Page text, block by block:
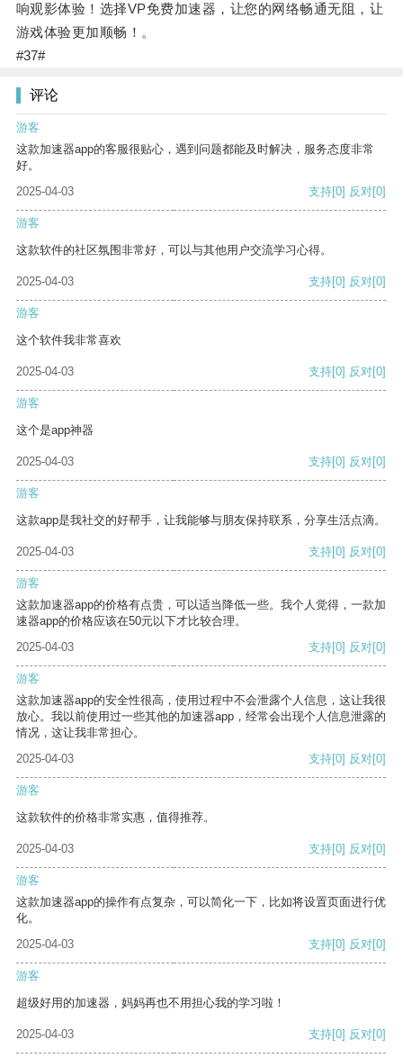
响观影体验！选择VP免费加速器，让您的网络畅通无阻，让
游戏体验更加顺畅！。
#37#
评论
游客
这款加速器app的客服很贴心，遇到问题都能及时解决，服务态度非常
好。
2025-04-03
支持[0] 反对[0]
游客
这款软件的社区氛围非常好，可以与其他用户交流学习心得。
2025-04-03 支持[0] 反对[0]
游客
这个软件我非常喜欢
2025-04-03 支持[0] 反对[0]
游客
这个是app神器
2025-04-03 支持[0] 反对[0]
游客
这款app是我社交的好帮手，让我能够与朋友保持联系，分享生活点滴。
2025-04-03 支持[0] 反对[0]
游客
这款加速器app的价格有点贵，可以适当降低一些。我个人觉得，一款加
速器app的价格应该在50元以下才比较合理。
2025-04-03
支持[0] 反对[0]
游客
这款加速器app的安全性很高，使用过程中不会泄露个人信息，这让我很
放心。我以前使用过一些其他的加速器app，经常会出现个人信息泄露的
情况，这让我非常担心。
2025-04-03
支持[0] 反对[0]
游客
这款软件的价格非常实惠，值得推荐。
2025-04-03 支持[0] 反对[0]
游客
这款加速器app的操作有点复杂，可以简化一下，比如将设置页面进行优
化。
2025-04-03
支持[0] 反对[0]
游客
超级好用的加速器，妈妈再也不用担心我的学习啦！
2025-04-03 支持[0] 反对[0]